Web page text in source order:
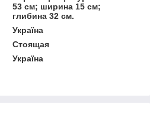
53 см; ширина 15 см;
глибина 32 см.
Україна
Стоящая
Україна